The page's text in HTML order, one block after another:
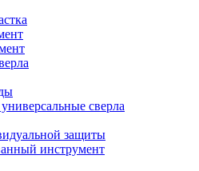
сверла
защиты
инструмент